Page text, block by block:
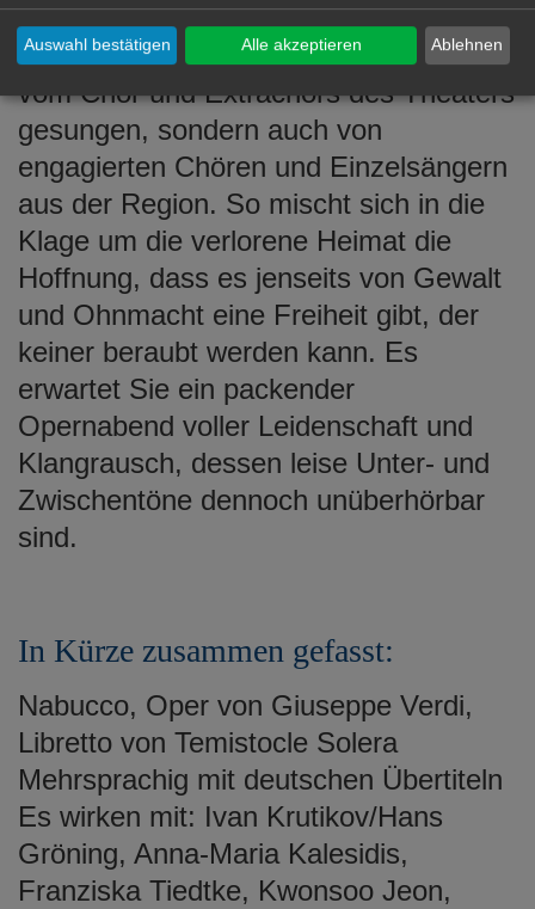
Osten, lebendig. Deshalb wird der
berühmte Gefangenenchor nicht nur
vom Chor und Extrachors des Theaters
gesungen, sondern auch von
engagierten Chören und Einzelsängern
aus der Region. So mischt sich in die
Klage um die verlorene Heimat die
Hoffnung, dass es jenseits von Gewalt
und Ohnmacht eine Freiheit gibt, der
keiner beraubt werden kann. Es
erwartet Sie ein packender
Opernabend voller Leidenschaft und
Klangrausch, dessen leise Unter- und
Zwischentöne dennoch unüberhörbar
sind.
In Kürze zusammen gefasst:
Nabucco, Oper von Giuseppe Verdi,
Libretto von Temistocle Solera
Mehrsprachig mit deutschen Übertiteln
Es wirken mit: Ivan Krutikov/Hans
Gröning, Anna-Maria Kalesidis,
Franziska Tiedtke, Kwonsoo Jeon,
Ablehnen
Auswahl bestätigen Alle akzeptieren